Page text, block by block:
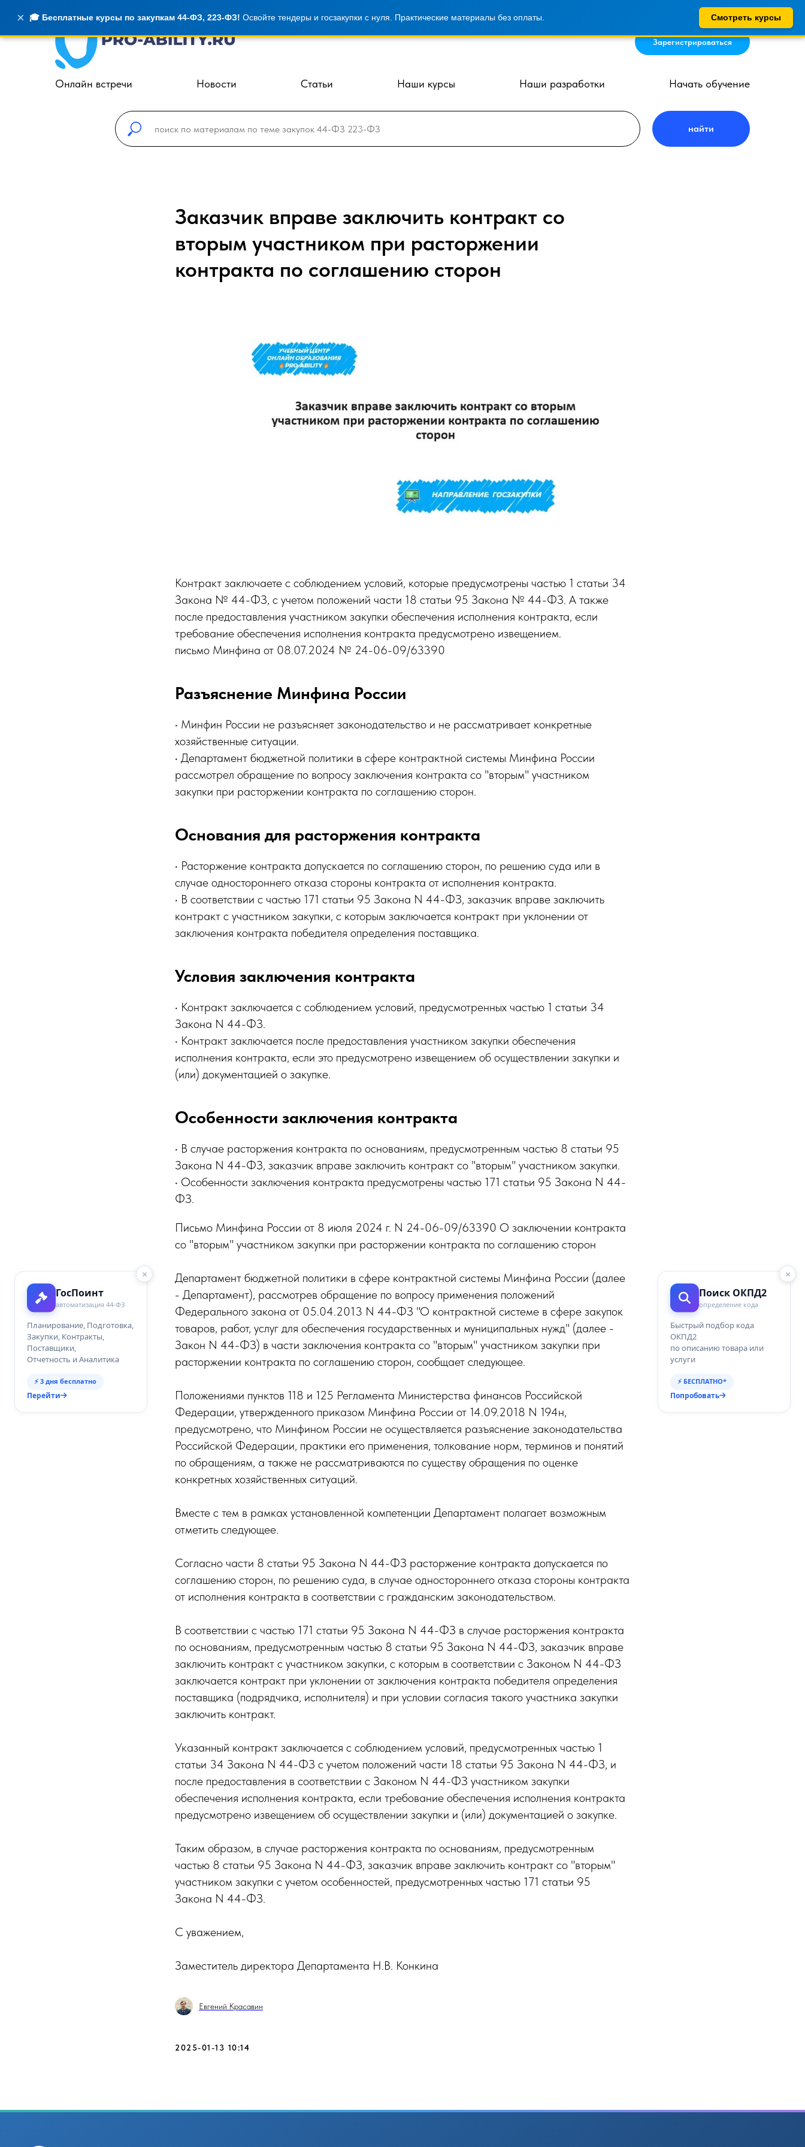
× 🎓 Бесплатные курсы по закупкам 44-ФЗ, 223-ФЗ! Освойте тендеры и госзакупки с нуля. Практические материалы без оплаты. Смотреть курсы
Зарегистрироваться
Онлайн встречи Новости Статьи Наши курсы Наши разработки Начать обучение
найти
Заказчик вправе заключить контракт со
вторым участником при расторжении
контракта по соглашению сторон
Контракт заключаете с соблюдением условий, которые предусмотрены частью 1 статьи 34
Закона № 44-ФЗ, с учетом положений части 18 статьи 95 Закона № 44-ФЗ. А также
после предоставления участником закупки обеспечения исполнения контракта, если
требование обеспечения исполнения контракта предусмотрено извещением.
письмо Минфина от 08.07.2024 № 24-06-09/63390
Разъяснение Минфина России
• Минфин России не разъясняет законодательство и не рассматривает конкретные
хозяйственные ситуации.
• Департамент бюджетной политики в сфере контрактной системы Минфина России
рассмотрел обращение по вопросу заключения контракта со "вторым" участником
закупки при расторжении контракта по соглашению сторон.
Основания для расторжения контракта
• Расторжение контракта допускается по соглашению сторон, по решению суда или в
случае одностороннего отказа стороны контракта от исполнения контракта.
• В соответствии с частью 171 статьи 95 Закона N 44-ФЗ, заказчик вправе заключить
контракт с участником закупки, с которым заключается контракт при уклонении от
заключения контракта победителя определения поставщика.
Условия заключения контракта
• Контракт заключается с соблюдением условий, предусмотренных частью 1 статьи 34
Закона N 44-ФЗ.
• Контракт заключается после предоставления участником закупки обеспечения
исполнения контракта, если это предусмотрено извещением об осуществлении закупки и
(или) документацией о закупке.
Особенности заключения контракта
• В случае расторжения контракта по основаниям, предусмотренным частью 8 статьи 95
Закона N 44-ФЗ, заказчик вправе заключить контракт со "вторым" участником закупки.
• Особенности заключения контракта предусмотрены частью 171 статьи 95 Закона N 44-
ФЗ.
Письмо Минфина России от 8 июля 2024 г. N 24-06-09/63390 О заключении контракта
со "вторым" участником закупки при расторжении контракта по соглашению сторон
Департамент бюджетной политики в сфере контрактной системы Минфина России (далее
- Департамент), рассмотрев обращение по вопросу применения положений
Федерального закона от 05.04.2013 N 44-ФЗ "О контрактной системе в сфере закупок
товаров, работ, услуг для обеспечения государственных и муниципальных нужд" (далее -
Закон N 44-ФЗ) в части заключения контракта со "вторым" участником закупки при
расторжении контракта по соглашению сторон, сообщает следующее.
Положениями пунктов 118 и 125 Регламента Министерства финансов Российской
Федерации, утвержденного приказом Минфина России от 14.09.2018 N 194н,
предусмотрено, что Минфином России не осуществляется разъяснение законодательства
Российской Федерации, практики его применения, толкование норм, терминов и понятий
по обращениям, а также не рассматриваются по существу обращения по оценке
конкретных хозяйственных ситуаций.
Вместе с тем в рамках установленной компетенции Департамент полагает возможным
отметить следующее.
Согласно части 8 статьи 95 Закона N 44-ФЗ расторжение контракта допускается по
соглашению сторон, по решению суда, в случае одностороннего отказа стороны контракта
от исполнения контракта в соответствии с гражданским законодательством.
В соответствии с частью 171 статьи 95 Закона N 44-ФЗ в случае расторжения контракта
по основаниям, предусмотренным частью 8 статьи 95 Закона N 44-ФЗ, заказчик вправе
заключить контракт с участником закупки, с которым в соответствии с Законом N 44-ФЗ
заключается контракт при уклонении от заключения контракта победителя определения
поставщика (подрядчика, исполнителя) и при условии согласия такого участника закупки
заключить контракт.
Указанный контракт заключается с соблюдением условий, предусмотренных частью 1
статьи 34 Закона N 44-ФЗ с учетом положений части 18 статьи 95 Закона N 44-ФЗ, и
после предоставления в соответствии с Законом N 44-ФЗ участником закупки
обеспечения исполнения контракта, если требование обеспечения исполнения контракта
предусмотрено извещением об осуществлении закупки и (или) документацией о закупке.
Таким образом, в случае расторжения контракта по основаниям, предусмотренным
частью 8 статьи 95 Закона N 44-ФЗ, заказчик вправе заключить контракт со "вторым"
участником закупки с учетом особенностей, предусмотренных частью 171 статьи 95
Закона N 44-ФЗ.
С уважением,
Заместитель директора Департамента Н.В. Конкина
Евгений Красавин
2025-01-13 10:14
×
ГосПоинт
автоматизация 44-ФЗ
Планирование, Подготовка,
Закупки, Контракты,
Поставщики,
Отчетность и Аналитика
⚡ 3 дня бесплатно
Перейти
×
Поиск ОКПД2
определение кода
Быстрый подбор кода
ОКПД2
по описанию товара или
услуги
⚡ БЕСПЛАТНО*
Попробовать